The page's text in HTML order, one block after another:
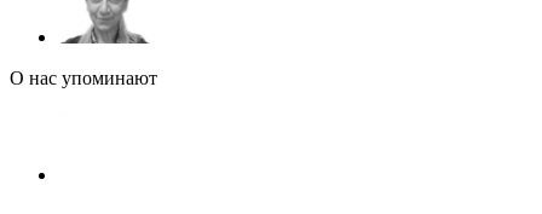
О нас упоминают